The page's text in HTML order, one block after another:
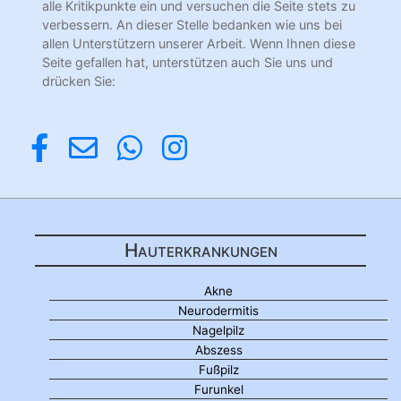
alle Kritikpunkte ein und versuchen die Seite stets zu
verbessern. An dieser Stelle bedanken wie uns bei
allen Unterstützern unserer Arbeit. Wenn Ihnen diese
Seite gefallen hat, unterstützen auch Sie uns und
drücken Sie:
Hauterkrankungen
Akne
Neurodermitis
Nagelpilz
Abszess
Fußpilz
Furunkel